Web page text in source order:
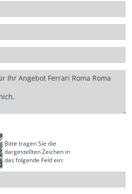
Bitte tragen Sie die
dargestellten Zeichen in
das folgende Feld ein: